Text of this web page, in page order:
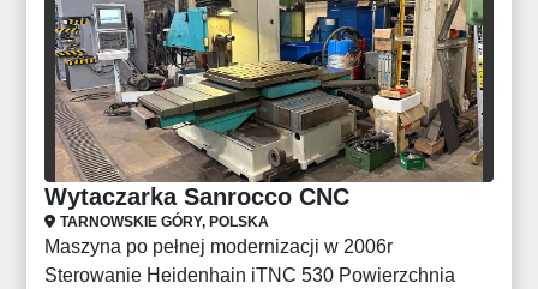
Wytaczarka Sanrocco CNC
TARNOWSKIE GÓRY, POLSKA
Maszyna po pełnej modernizacji w 2006r
Sterowanie Heidenhain iTNC 530 Powierzchnia